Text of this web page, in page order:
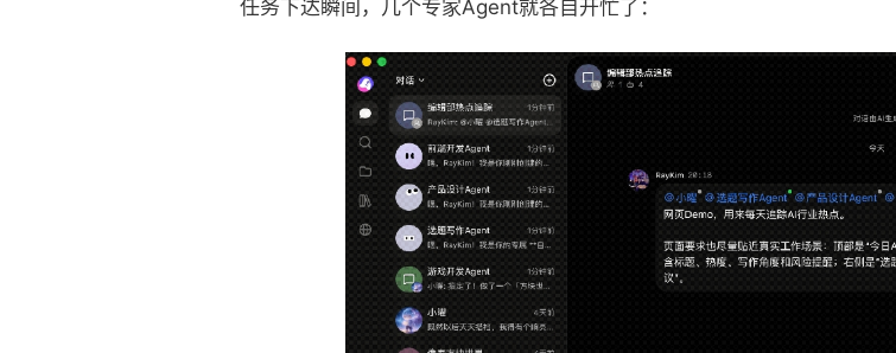
任务下达瞬间，几个专家Agent就各自开忙了：